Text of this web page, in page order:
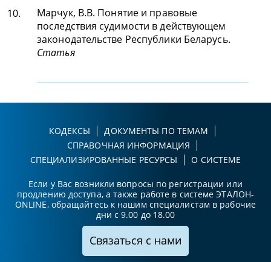
10.
Марчук, В.В. Понятие и правовые
последствия судимости в действующем
законодательстве Республики Беларусь.
Статья
КОДЕКСЫ
ДОКУМЕНТЫ ПО ТЕМАМ
СПРАВОЧНАЯ ИНФОРМАЦИЯ
СПЕЦИАЛИЗИРОВАННЫЕ РЕСУРСЫ
О СИСТЕМЕ
Если у Вас возникли вопросы по регистрации или
продлению доступа, а также работе в системе ЭТАЛОН-
ONLINE, обращайтесь к нашим специалистам в рабочие
дни с 9.00 до 18.00
Связаться с нами